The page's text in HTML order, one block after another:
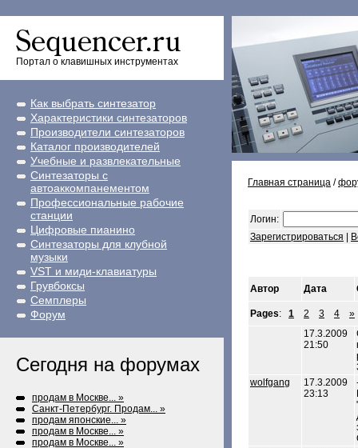
Портал о клавишных инструментах
Как выбрать синтезатор
Характеристики синтезаторов
Производители синтезаторов
Каталог производителей
Учебные и развлекательные
Синтезаторы с
автоаккомпанементом
Профессиональные рабочие
станции
Цифровые пианино
Синтезаторы для клубной
музыки
VST и миди-клавиатуры
Грувбоксы
Семплеры
Форум
Сегодня на форумах
продам в Москве... »
Санкт-Петербург. Продам... »
продам японские... »
продам в Москве... »
продам в Москве... »
Главная страница /
Логин:
Зарегистрироваться
Автор Дата
Pages: 1 2 3 4
»
17.3.2009
21:50
wolfgang
17.3.2009
23:13